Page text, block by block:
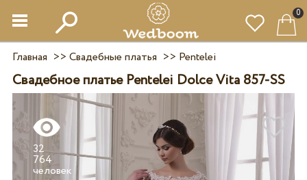
0
Главная >> Свадебные платья >> Pentelei
Свадебное платье Pentelei Dolce Vita 857-SS
32
764
человек